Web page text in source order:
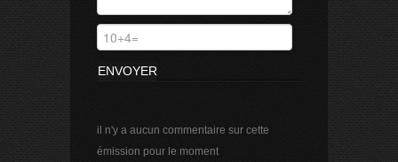
ÉMISSION DU 27/09/2024
10 mn
il n'y a aucun commentaire sur cette
émission pour le moment